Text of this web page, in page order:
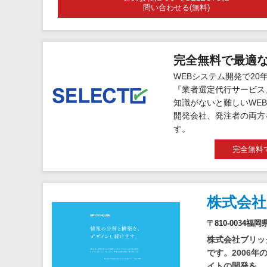
問い合わせる(無料)
完全無料で最適
WEBシステム開発で20
『業者選定代行サービ
知識がないと難しい
開発会社、発注者の両
す。
完全無料
株式会
〒810-0034福岡
株式会社ブリ
です。2006年